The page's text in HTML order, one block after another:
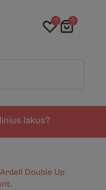
lakus?
0 0
Ardell Double Up